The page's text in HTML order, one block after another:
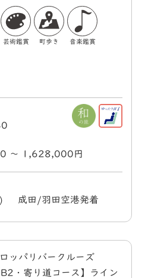
芸術鑑賞 町歩き 音楽鑑賞
〜 1,628,000円
成田/羽田空港発着
ッパリバークルーズ
・寄り道コース】ライン